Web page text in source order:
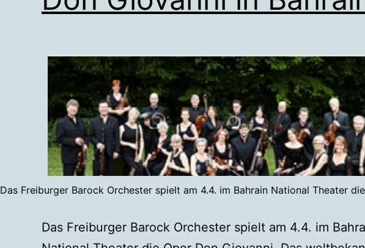
Das Freiburger Barock Orchester spielt am 4.4. im Bahrain National Theater
Das Freiburger Barock Orchester spielt am 4.4. im